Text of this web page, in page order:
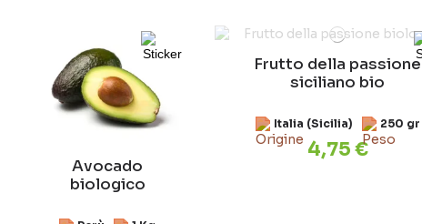
Avocado
biologico
Frutto della passione
siciliano bio
Italia (Sicilia) 250 gr
4,75 €